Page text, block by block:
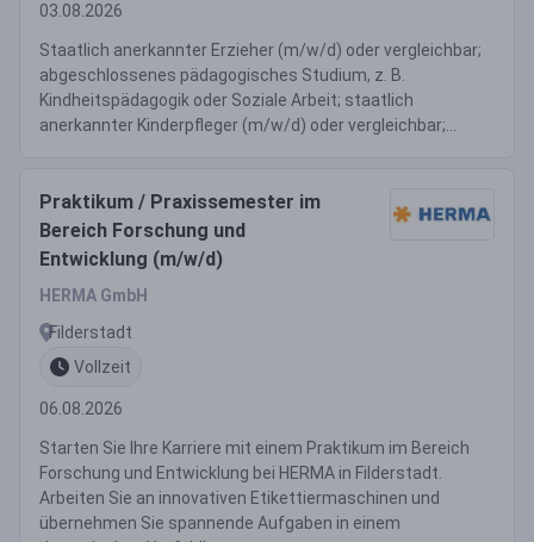
03.08.2026
Staatlich anerkannter Erzieher (m/w/d) oder vergleichbar;
abgeschlossenes pädagogisches Studium, z. B.
Kindheitspädagogik oder Soziale Arbeit; staatlich
anerkannter Kinderpfleger (m/w/d) oder vergleichbar;...
Praktikum / Praxissemester im
Bereich Forschung und
Entwicklung (m/w/d)
HERMA GmbH
Filderstadt
Vollzeit
06.08.2026
Starten Sie Ihre Karriere mit einem Praktikum im Bereich
Forschung und Entwicklung bei HERMA in Filderstadt.
Arbeiten Sie an innovativen Etikettiermaschinen und
übernehmen Sie spannende Aufgaben in einem